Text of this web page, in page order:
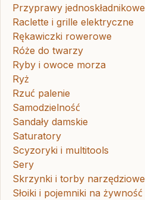
Przyprawy jednoskładnikowe
Raclette i grille elektryczne
Rękawiczki rowerowe
Róże do twarzy
Ryby i owoce morza
Ryż
Rzuć palenie
Samodzielność
Sandały damskie
Saturatory
Scyzoryki i multitools
Sery
Skrzynki i torby narzędziowe
Słoiki i pojemniki na żywność